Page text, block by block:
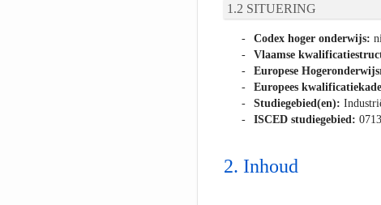
SITUERING
Codex hoger onderwijs:
Vlaamse
Europese
Europees
Studiegebied(en):
ISCED studiegebied:
Inhoud